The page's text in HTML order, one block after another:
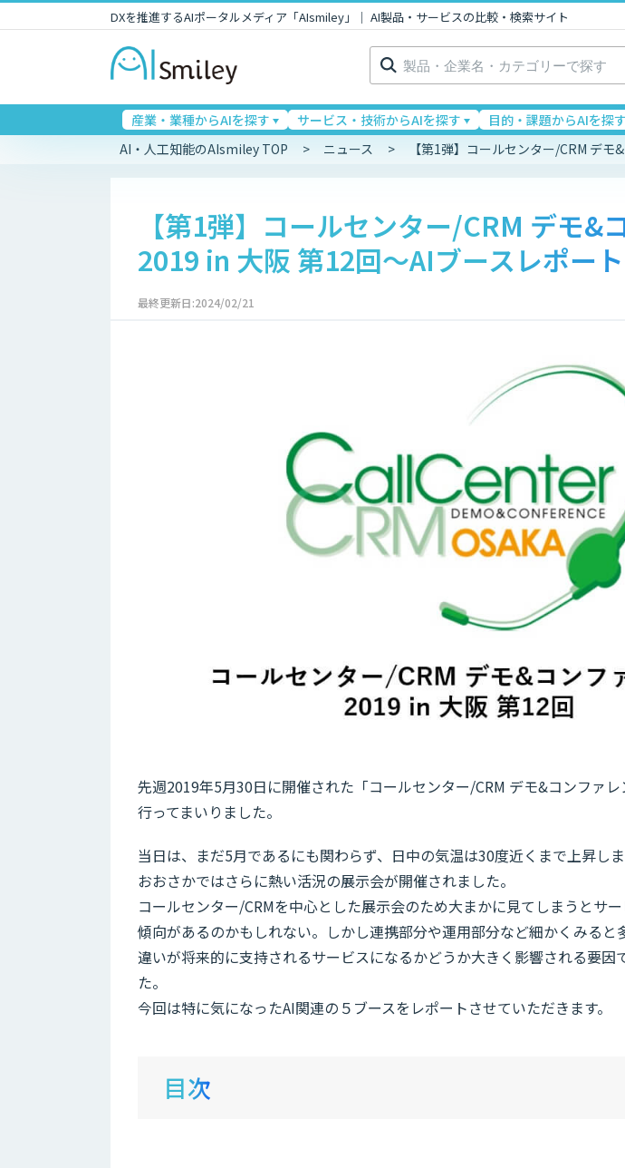
DXを推進するAIポータルメディア「AIsmiley」｜ AI製品・サービスの比較・検索サイト
検
索:
産業・業種からAIを探す サービス・技術からAIを探す 目的・課題からAIを探す
AI・人工知能のAIsmiley TOP ニュース 【第1弾】コールセンター/CRM デ
【第1弾】コールセンター/CRM デモ&
2019 in 大阪 第12回～AIブースレポー
最終更新日:2024/02/21
先週2019年5月30日に開催された「コールセンター/CRM デモ&コンファ
行ってまいりました。
当日は、まだ5月であるにも関わらず、日中の気温は30度近くまで上昇し
おおさかではさらに熱い活況の展示会が開催されました。
コールセンター/CRMを中心とした展示会のため大まかに見てしまうとサ
傾向があるのかもしれない。しかし連携部分や運用部分など細かくみると
違いが将来的に支持されるサービスになるかどうか大きく影響される要因
た。
今回は特に気になったAI関連の５ブースをレポートさせていただきます。
目次